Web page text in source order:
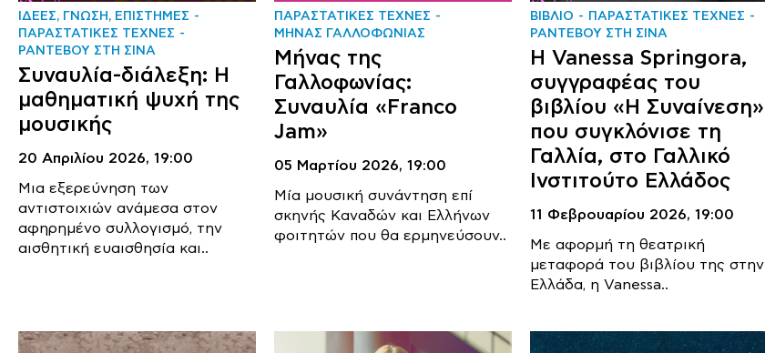
ΙΔΕΕΣ, ΓΝΩΣΗ, ΕΠΙΣΤΗΜΕΣ
ΠΑΡΑΣΤΑΤΙΚΕΣ ΤΕΧΝΕΣ
ΡΑΝΤΕΒΟΥ ΣΤΗ ΣΙΝΑ
Συναυλία-διάλεξη: Η
μαθηματική ψυχή της
μουσικής
20 Απριλίου 2026, 19:00
Μια εξερεύνηση των
αντιστοιχιών ανάμεσα στον
αφηρημένο συλλογισμό, την
αισθητική ευαισθησία και..
ΠΑΡΑΣΤΑΤΙΚΕΣ ΤΕΧΝΕΣ
ΜΗΝΑΣ ΓΑΛΛΟΦΩΝΙΑΣ
Μήνας της
Γαλλοφωνίας:
Συναυλία «Franco
Jam»
05 Μαρτίου 2026, 19:00
Μία μουσική συνάντηση επί
σκηνής Καναδών και Ελλήνων
φοιτητών που θα ερμηνεύσουν..
ΒΙΒΛΙΟ
ΠΑΡΑΣΤΑΤΙΚΕΣ ΤΕΧΝΕΣ
ΡΑΝΤΕΒΟΥ ΣΤΗ ΣΙΝΑ
Η Vanessa Springora,
συγγραφέας του
βιβλίου «Η Συναίνεση»
που συγκλόνισε τη
Γαλλία, στο Γαλλικό
Ινστιτούτο Ελλάδος
11 Φεβρουαρίου 2026, 19:00
Με αφορμή τη θεατρική
μεταφορά του βιβλίου της στην
Ελλάδα, η Vanessa..